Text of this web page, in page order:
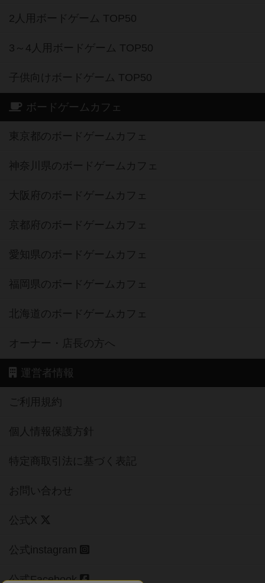
2人用ボードゲーム TOP50
3～4人用ボードゲーム TOP50
子供向けボードゲーム TOP50
ボードゲームカフェ
東京都のボードゲームカフェ
神奈川県のボードゲームカフェ
大阪府のボードゲームカフェ
京都府のボードゲームカフェ
愛知県のボードゲームカフェ
福岡県のボードゲームカフェ
北海道のボードゲームカフェ
オーナー・店長の方へ
運営者情報
ご利用規約
個人情報保護方針
特定商取引法に基づく表記
お問い合わせ
公式X
公式instagram
公式Facebook